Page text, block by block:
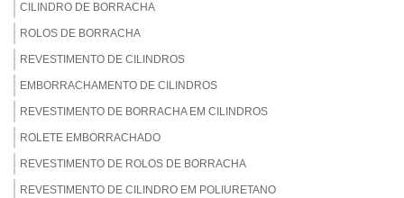
CILINDRO DE BORRACHA
ROLOS DE BORRACHA
REVESTIMENTO DE CILINDROS
EMBORRACHAMENTO DE CILINDROS
REVESTIMENTO DE BORRACHA EM CILINDROS
ROLETE EMBORRACHADO
REVESTIMENTO DE ROLOS DE BORRACHA
REVESTIMENTO DE CILINDRO EM POLIURETANO